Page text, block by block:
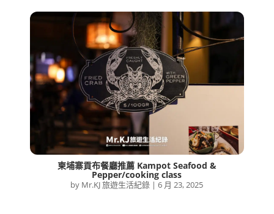
柬埔寨貢布餐廳推薦 Kampot Seafood &
Pepper/cooking class
by Mr.KJ 旅遊生活紀錄 |6 月 23, 2025